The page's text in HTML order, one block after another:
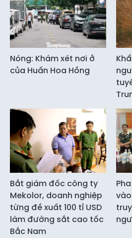
Nóng: Khám xét nơi ở
của Huấn Hoa Hồng
Bắt giám đốc công ty
Mekolor, doanh nghiệp
từng đề xuất 100 tỉ USD
làm đường sắt cao tốc
Bắc Nam